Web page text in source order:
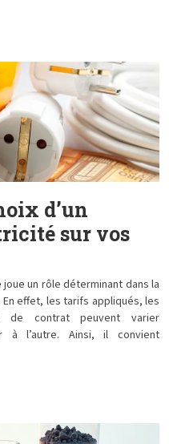
d’un
sur vos
un rôle déterminant dans la
effet, les tarifs appliqués, les
contrat peuvent varier
à l’autre. Ainsi, il convient